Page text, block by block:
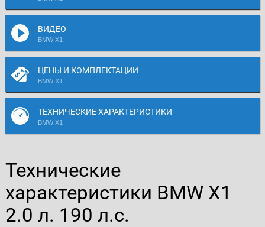
ВИДЕО
BMW X1
ЦЕНЫ И КОМПЛЕКТАЦИИ
BMW X1
ТЕХНИЧЕСКИЕ ХАРАКТЕРИСТИКИ
BMW X1
Технические
характеристики BMW X1
2.0 л. 190 л.с.